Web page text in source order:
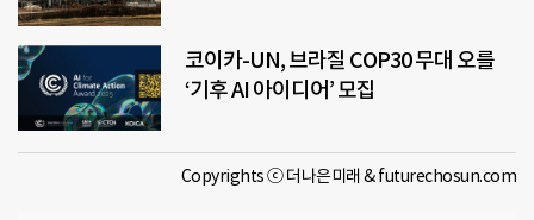
코이카-UN, 브라질 COP30 무대 오를
‘기후 AI 아이디어’ 모집
Copyrights ⓒ 더나은미래 & futurechosun.com